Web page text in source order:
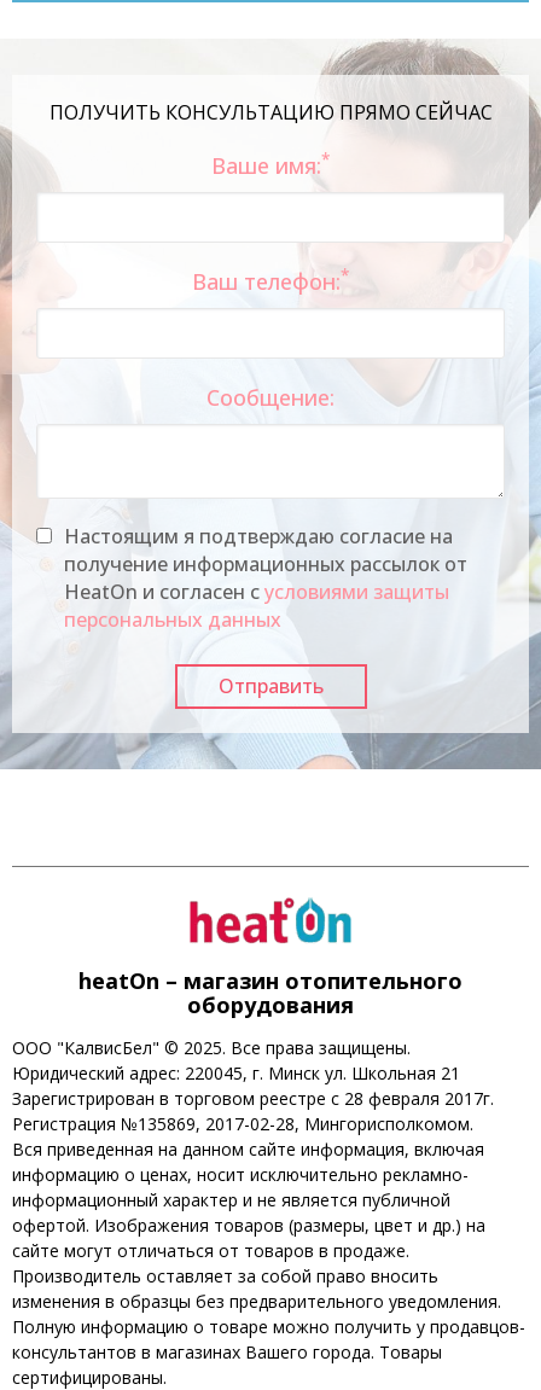
ПОЛУЧИТЬ КОНСУЛЬТАЦИЮ ПРЯМО СЕЙЧАС
Ваше имя:*
Ваш телефон:*
Сообщение:
Настоящим я подтверждаю согласие на
получение информационных рассылок от
HeatOn и согласен сусловиями защиты
персональных данных
heatOn – магазин отопительного
оборудования
ООО "КалвисБел" © 2025. Все права защищены.
Юридический адрес: 220045, г. Минск ул. Школьная 21
Зарегистрирован в торговом реестре с 28 февраля 2017г.
Регистрация №135869, 2017-02-28, Мингорисполкомом.
Вся приведенная на данном сайте информация, включая
информацию о ценах, носит исключительно рекламно-
информационный характер и не является публичной
офертой. Изображения товаров (размеры, цвет и др.) на
сайте могут отличаться от товаров в продаже.
Производитель оставляет за собой право вносить
изменения в образцы без предварительного уведомления.
Полную информацию о товаре можно получить у продавцов-
консультантов в магазинах Вашего города. Товары
сертифицированы.